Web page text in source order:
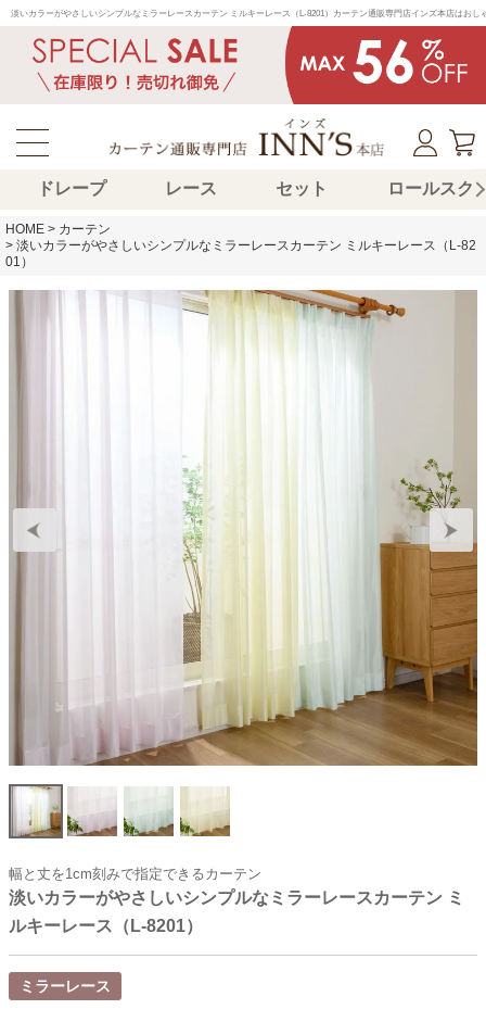
淡いカラーがやさしいシンプルなミラーレースカーテン ミルキーレース（L-8201）カーテン通販専門店インズ本店はお
ドレープ レース セット ロールスク
HOME
カーテン
淡いカラーがやさしいシンプルなミラーレースカーテン ミルキーレース（L-82
01）
幅と丈を1cm刻みで指定できるカーテン
淡いカラーがやさしいシンプルなミラーレースカーテン ミ
ルキーレース（L-8201）
ミラーレース